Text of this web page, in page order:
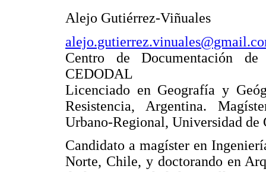
Alejo Gutiérrez-Viñuales
Centro de Documentación
CEDODAL
Licenciado en Geografía y
Resistencia, Argentina.
Urbano-Regional, Universidad de
Candidato a magíster en
Norte, Chile, y doctorando en